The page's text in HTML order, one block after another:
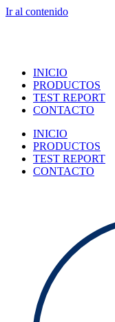
Ir al contenido
INICIO
PRODUCTOS
TEST REPORT
CONTACTO
INICIO
PRODUCTOS
TEST REPORT
CONTACTO